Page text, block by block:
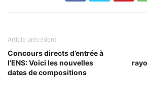
Article précédent
Concours directs d’entrée à
l’ENS: Voici les nouvelles
dates de compositions